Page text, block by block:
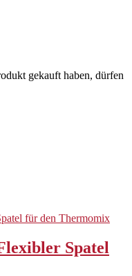
gekauft haben, dürfen
Spatel